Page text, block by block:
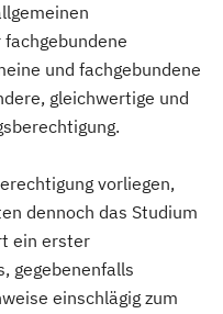
und fachgebundene
gleichwertige und
vorliegen,
dennoch das Studium
ein erster
gegebenenfalls
einschlägig zum